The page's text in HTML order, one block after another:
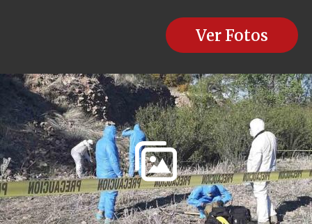
s
d
e
c
o
m
p
a
r
t
i
r
Ver Fotos